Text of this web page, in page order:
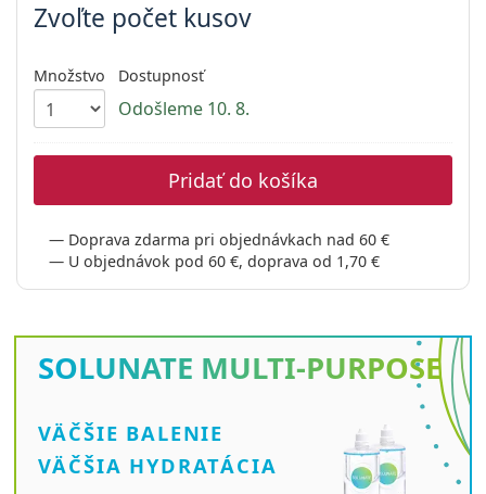
Persol
Všetky značky
Zvoľte počet kusov
Množstvo Dostupnosť
Odošleme 10. 8.
Pridať do košíka
Doprava zdarma pri objednávkach nad 60 €
U objednávok pod 60 €, doprava od 1,70 €
SOLUNATE MULTI-PURPOSE
VÄČŠIE BALENIE
VÄČŠIA HYDRATÁCIA